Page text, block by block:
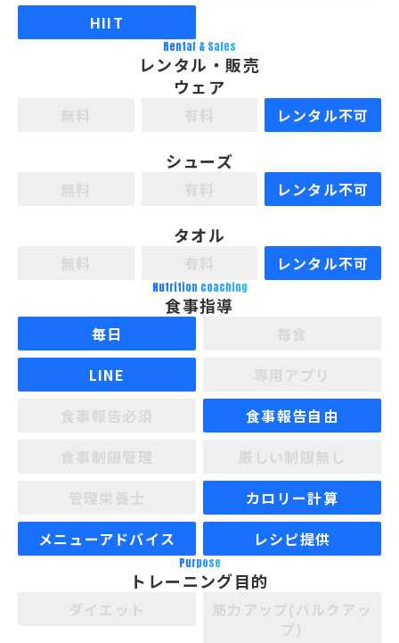
HIIT
Rental & Sales
レンタル・販売
ウェア
レンタル不可
シューズ
レンタル不可
タオル
レンタル不可
Nutrition coaching
食事指導
毎日
LINE
食事報告自由
カロリー計算
メニューアドバイス
レシピ提供
Purpose
トレーニング目的